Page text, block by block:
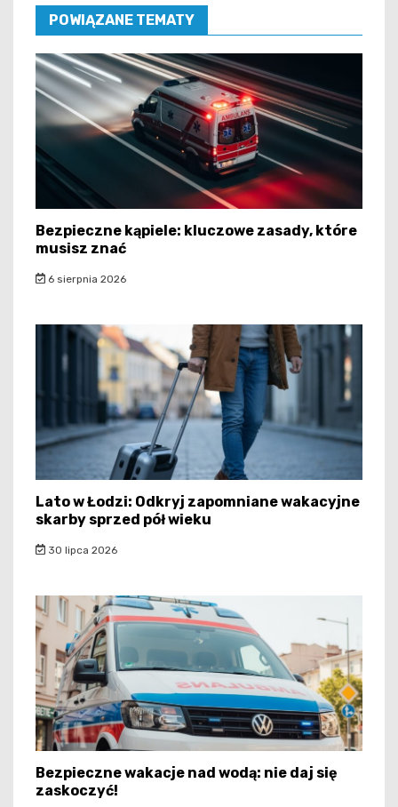
POWIĄZANE TEMATY
Bezpieczne kąpiele: kluczowe zasady, które
musisz znać
6 sierpnia 2026
Lato w Łodzi: Odkryj zapomniane wakacyjne
skarby sprzed pół wieku
30 lipca 2026
Bezpieczne wakacje nad wodą: nie daj się
zaskoczyć!